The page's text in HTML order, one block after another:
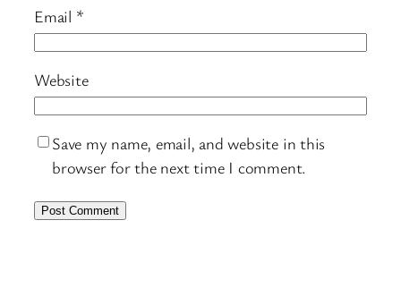
Email *
Website
Save my name, email, and website in this
browser for the next time I comment.